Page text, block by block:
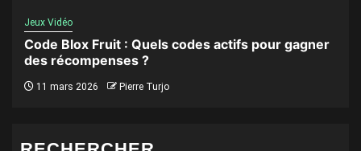
Jeux Vidéo
Code Blox Fruit : Quels codes actifs pour gagner
des récompenses ?
11 mars 2026 Pierre Turjo